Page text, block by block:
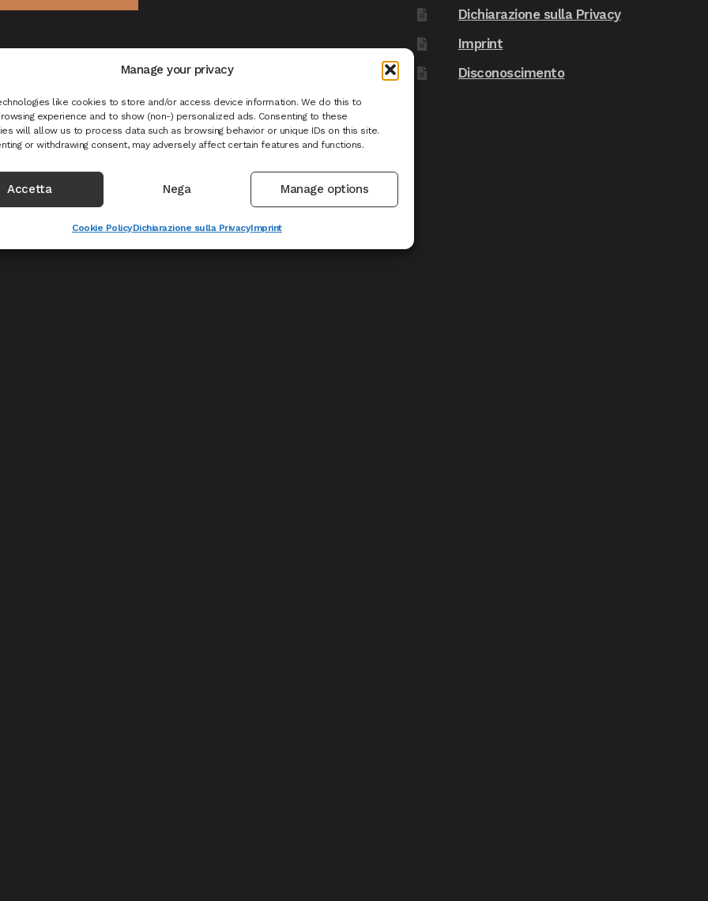
Manage your privacy
like cookies to store and/or access device information. We do this to
experience and to show (non-) personalized ads. Consenting to these
will allow us to process data such as browsing behavior or unique IDs on this site.
or withdrawing consent, may adversely affect certain features and functions.
Accetta Nega Manage options
Cookie PolicyDichiarazione sulla PrivacyImprint
Dichiarazione sulla Privacy
Imprint
Disconoscimento